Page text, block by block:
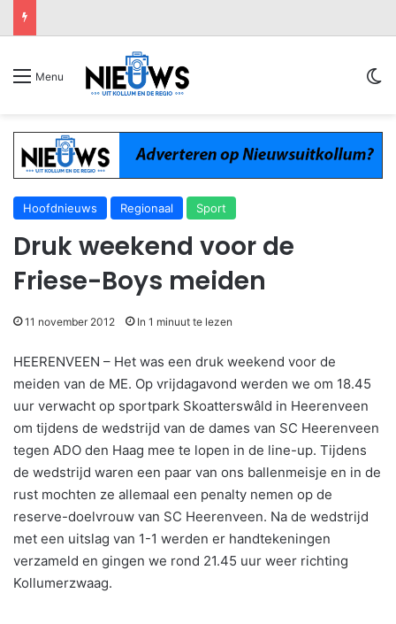
Menu
Hoofdnieuws Regionaal Sport
Druk weekend voor de
Friese-Boys meiden
11 november 2012 In 1 minuut te lezen
HEERENVEEN – Het was een druk weekend voor de
meiden van de ME. Op vrijdagavond werden we om 18.45
uur verwacht op sportpark Skoatterswâld in Heerenveen
om tijdens de wedstrijd van de dames van SC Heerenveen
tegen ADO den Haag mee te lopen in de line-up. Tijdens
de wedstrijd waren een paar van ons ballenmeisje en in de
rust mochten ze allemaal een penalty nemen op de
reserve-doelvrouw van SC Heerenveen. Na de wedstrijd
met een uitslag van 1-1 werden er handtekeningen
verzameld en gingen we rond 21.45 uur weer richting
Kollumerzwaag.